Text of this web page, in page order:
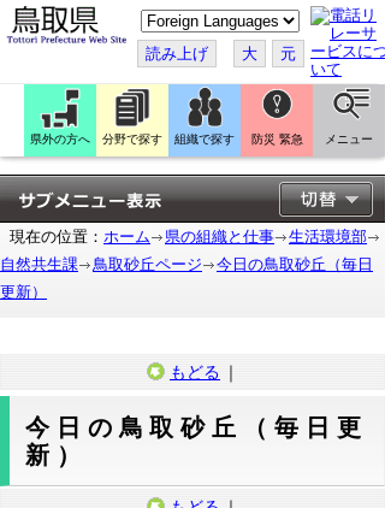
こ
の
ペ
ー
ジ
翻
訳
す
る
読み上げ 大 元
県外の方へ 分野で探す 組織で探す 防災 緊急 メニュー
現在の位置： ホーム 県の組織と仕事
生活環境部
自然共生課
鳥取砂丘ページ
今日の鳥取砂丘（毎日
更新）
もどる ｜
今日の鳥取砂丘（毎日更
新）